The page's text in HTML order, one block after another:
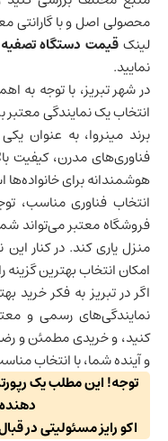
محصولی اصل و با گارانتی
لینکقیمت دستگاه تصفیه
نمایید.
در شهر تبریز، با توجه به
انتخاب یک نمایندگی
برند مینروا، به عنوان یکی
فناوری‌های مدرن، کیفیت
هوشمندانه برای
انتخاب فناوری مناسب،
فروشگاه معتبر می‌تواند
منزل یاری کند. در کنار
امکان انتخاب بهترین
اگر در تبریز به فکر خرید
نمایندگی‌های رسمی و
کنید، و خریدی مطمئن و
و آینده شما، با انتخاب
توجه! این مطلب یک
اکو رایز مسئولیتی در